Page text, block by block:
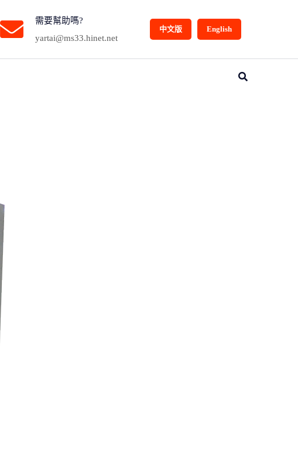
中文版 English
需要幫助嗎?
yartai@ms33.hinet.net